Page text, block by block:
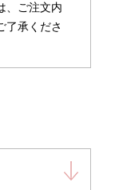
、ご注文内
了承くださ